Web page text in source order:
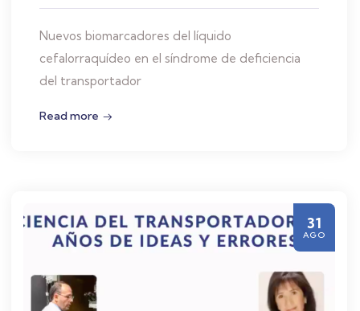
Nuevos biomarcadores del líquido
cefalorraquídeo en el síndrome de deficiencia
del transportador
Read more
31
AGO